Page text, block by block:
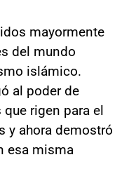
mayormente
del mundo
islámico.
al poder de
rigen para el
y ahora demostró
esa misma